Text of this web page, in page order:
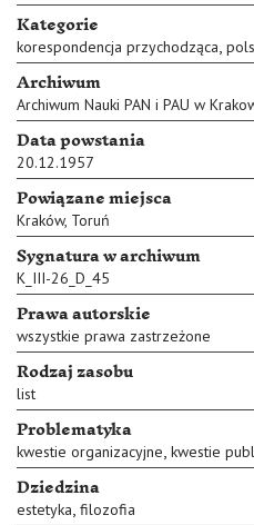
Kategorie
korespondencja przychodząca,
Archiwum
Archiwum Nauki PAN i PAU w
Data powstania
20.12.1957
Powiązane miejsca
Kraków, Toruń
Sygnatura w archiwum
K_III-26_D_45
Prawa autorskie
wszystkie prawa zastrzeżone
Rodzaj zasobu
list
Problematyka
kwestie organizacyjne, kwestie
Dziedzina
estetyka, filozofia